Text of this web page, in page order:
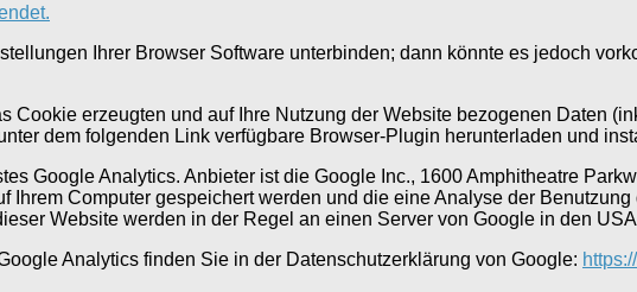
Ihrer Browser Software unterbinden; dann könnte es jedoch
Cookie erzeugten und auf Ihre Nutzung der Website bezogenen Daten
dem folgenden Link verfügbare Browser-Plugin herunterladen und
Google Analytics. Anbieter ist die Google Inc., 1600 Amphitheatre
Ihrem Computer gespeichert werden und die eine Analyse der
Website werden in der Regel an einen Server von Google in den
Analytics finden Sie in der Datenschutzerklärung von Google: